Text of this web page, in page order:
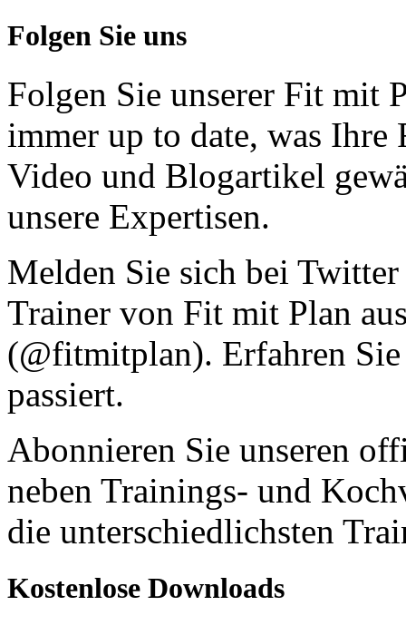
Folgen Sie uns
Folgen Sie unserer Fit mit
immer up to date, was Ihre
Video und Blogartikel
unsere Expertisen.
Melden Sie sich bei
Trainer von Fit mit Plan
(@fitmitplan). Erfahren
passiert.
Abonnieren Sie unseren
neben Trainings- und
die unterschiedlichsten
Kostenlose Downloads